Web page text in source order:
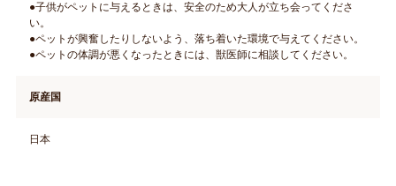
●子供がペットに与えるときは、安全のため大人が立ち会ってくださ
い。
●ペットが興奮したりしないよう、落ち着いた環境で与えてください。
●ペットの体調が悪くなったときには、獣医師に相談してください。
原産国
日本